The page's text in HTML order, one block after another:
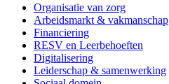
Organisatie van zorg
Arbeidsmarkt & vakmanschap
Financiering
RESV en Leerbehoeften
Digitalisering
Leiderschap & samenwerking